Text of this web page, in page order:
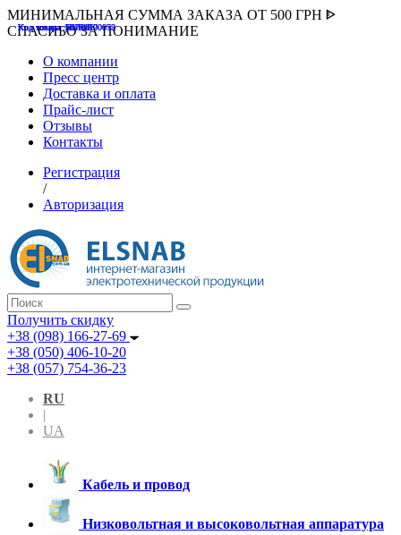
МИНИМАЛЬНАЯ СУММА ЗАКАЗА ОТ 500 ГРН ᐈ
СПАСИБО ЗА ПОНИМАНИЕ
О компании
Пресс центр
Доставка и оплата
Прайс-лист
Отзывы
Контакты
Регистрация
/
Авторизация
Получить скидку
+38 (098) 166-27-69
+38 (050) 406-10-20
+38 (057) 754-36-23
RU
|
UA
Кабель и провод
Низковольтная и высоковольтная аппаратура
Код товара :507000
Код товара :HUK-K00058
Код товара :Т075177
Код товара :pnsv12
Код товара :HUK-K00072